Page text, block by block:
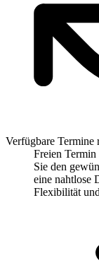
Verfügbare Termine
Freien
Sie den
eine nahtlose
Flexibilität